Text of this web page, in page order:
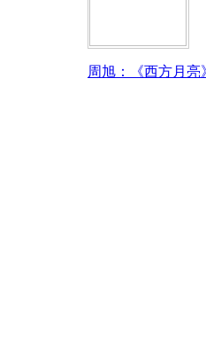
周旭：《西方月亮